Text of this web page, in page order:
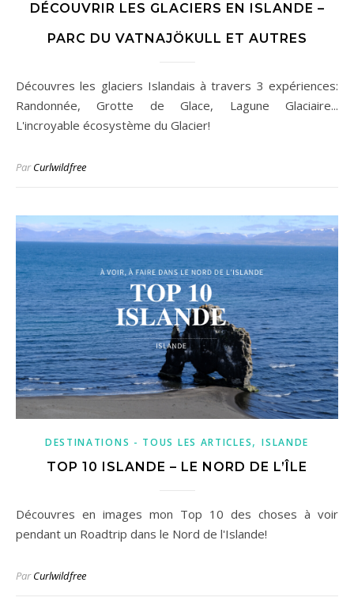
DÉCOUVRIR LES GLACIERS EN ISLANDE –
PARC DU VATNAJÖKULL ET AUTRES
Découvres les glaciers Islandais à travers 3 expériences:
Randonnée, Grotte de Glace, Lagune Glaciaire...
L'incroyable écosystème du Glacier!
ParCurlwildfree
DESTINATIONS - TOUS LES ARTICLES,ISLANDE
TOP 10 ISLANDE – LE NORD DE L’ÎLE
Découvres en images mon Top 10 des choses à voir
pendant un Roadtrip dans le Nord de l'Islande!
ParCurlwildfree